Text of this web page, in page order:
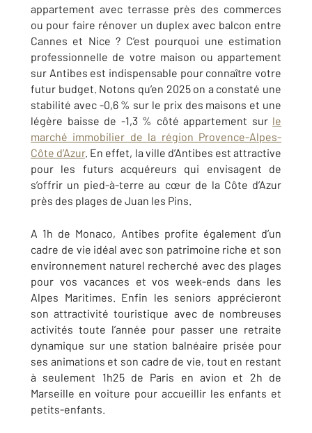
appartement avec terrasse près des commerces
ou pour faire rénover un duplex avec balcon entre
Cannes et Nice ? C’est pourquoi une estimation
professionnelle de votre maison ou appartement
sur Antibes est indispensable pour connaître votre
futur budget. Notons qu’en 2025 on a constaté une
stabilité avec -0,6 % sur le prix des maisons et une
légère baisse de -1,3 % côté appartement sur le
marché immobilier de la région Provence-Alpes-
Côte d’Azur. En effet, la ville d’Antibes est attractive
pour les futurs acquéreurs qui envisagent de
s’offrir un pied-à-terre au cœur de la Côte d’Azur
près des plages de Juan les Pins.
A 1h de Monaco, Antibes profite également d’un
cadre de vie idéal avec son patrimoine riche et son
environnement naturel recherché avec des plages
pour vos vacances et vos week-ends dans les
Alpes Maritimes. Enfin les seniors apprécieront
son attractivité touristique avec de nombreuses
activités toute l’année pour passer une retraite
dynamique sur une station balnéaire prisée pour
ses animations et son cadre de vie, tout en restant
à seulement 1h25 de Paris en avion et 2h de
Marseille en voiture pour accueillir les enfants et
petits-enfants.